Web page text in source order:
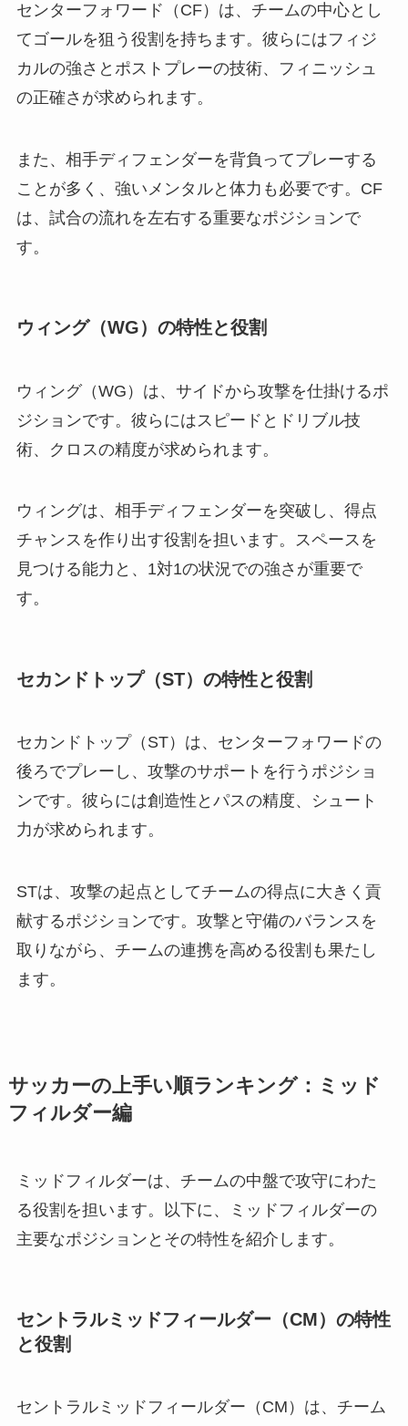
センターフォワード（CF）は、チームの中心とし
てゴールを狙う役割を持ちます。彼らにはフィジ
カルの強さとポストプレーの技術、フィニッシュ
の正確さが求められます。
また、相手ディフェンダーを背負ってプレーする
ことが多く、強いメンタルと体力も必要です。CF
は、試合の流れを左右する重要なポジションで
す。
ウィング（WG）の特性と役割
ウィング（WG）は、サイドから攻撃を仕掛けるポ
ジションです。彼らにはスピードとドリブル技
術、クロスの精度が求められます。
ウィングは、相手ディフェンダーを突破し、得点
チャンスを作り出す役割を担います。スペースを
見つける能力と、1対1の状況での強さが重要で
す。
セカンドトップ（ST）の特性と役割
セカンドトップ（ST）は、センターフォワードの
後ろでプレーし、攻撃のサポートを行うポジショ
ンです。彼らには創造性とパスの精度、シュート
力が求められます。
STは、攻撃の起点としてチームの得点に大きく貢
献するポジションです。攻撃と守備のバランスを
取りながら、チームの連携を高める役割も果たし
ます。
サッカーの上手い順ランキング：ミッド
フィルダー編
ミッドフィルダーは、チームの中盤で攻守にわた
る役割を担います。以下に、ミッドフィルダーの
主要なポジションとその特性を紹介します。
セントラルミッドフィールダー（CM）の特性
と役割
セントラルミッドフィールダー（CM）は、チーム